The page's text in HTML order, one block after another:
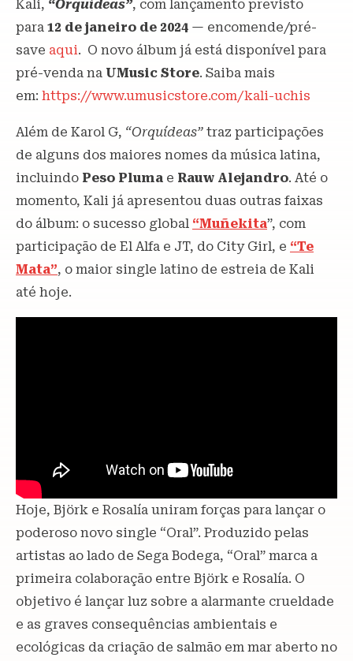
Kali, “Orquídeas”, com lançamento previsto
para 12 de janeiro de 2024 — encomende/pré-
save aqui. O novo álbum já está disponível para
pré-venda na UMusic Store. Saiba mais
em: https://www.umusicstore.com/kali-uchis
Além de Karol G, “Orquídeas” traz participações
de alguns dos maiores nomes da música latina,
incluindo Peso Pluma e Rauw Alejandro. Até o
momento, Kali já apresentou duas outras faixas
do álbum: o sucesso global “Muñekita”, com
participação de El Alfa e JT, do City Girl, e “Te
Mata”, o maior single latino de estreia de Kali
até hoje.
Hoje, Björk e Rosalía uniram forças para lançar o
poderoso novo single “Oral”. Produzido pelas
artistas ao lado de Sega Bodega, “Oral” marca a
primeira colaboração entre Björk e Rosalía. O
objetivo é lançar luz sobre a alarmante crueldade
e as graves consequências ambientais e
ecológicas da criação de salmão em mar aberto no